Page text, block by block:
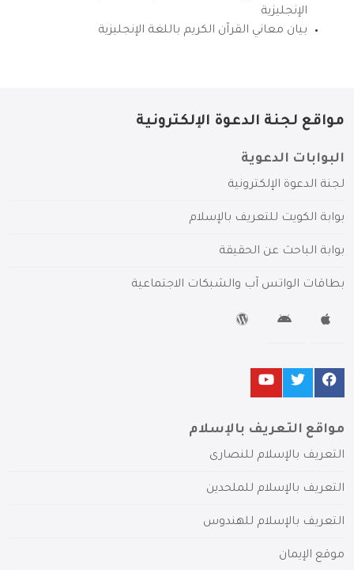
الإنجليزية
بيان معاني القرآن الكريم باللغة الإنجليزية
مواقع لجنة الدعوة الإلكترونية
البوابات الدعوية
لجنة الدعوة الإلكترونية
بوابة الكويت للتعريف بالإسلام
بوابة الباحث عن الحقيقة
بطاقات الواتس آب والشبكات الاجتماعية
مواقع التعريف بالإسلام
التعريف بالإسلام للنصارى
التعريف بالإسلام للملحدين
التعريف بالإسلام للهندوس
موقع الإيمان